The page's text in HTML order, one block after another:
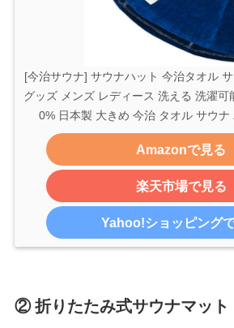
[今治サウナ] サウナハット 今治タオル
グッズ メンズ レディース 洗える 洗濯
0% 日本製 大きめ 今治 タオル サウナ
Amazonで見る
楽天市場で見る
Yahoo!ショッピング
② 折りたたみ式サウナマット